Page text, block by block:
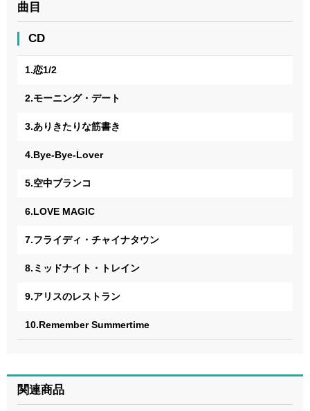
曲目
CD
1.恋1/2
2.モーニング・デート
3.ありきたりな筋書き
4.Bye-Bye-Lover
5.空中ブランコ
6.LOVE MAGIC
7.フライディ・チャイナタウン
8.ミッドナイト・トレイン
9.アリスのレストラン
10.Remember Summertime
関連商品